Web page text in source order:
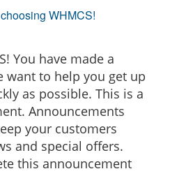
WHMCS!
You have made a
want to help you get up
as possible. This is a
Announcements
your customers
and special offers.
this announcement